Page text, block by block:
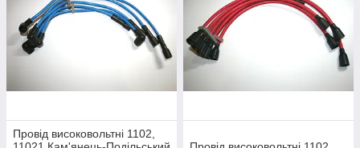
Провід високовольтні 1102,